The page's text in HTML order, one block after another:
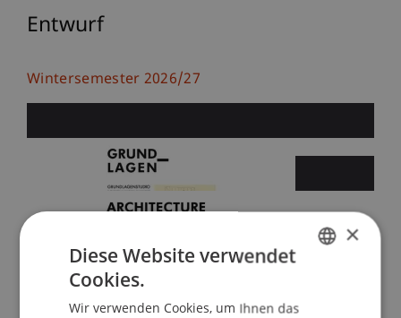
Entwurf
Wintersemester 2026/27
Sommersemester 2026
×
Diese Website verwendet
Cookies.
Wir verwenden Cookies, um Ihnen das